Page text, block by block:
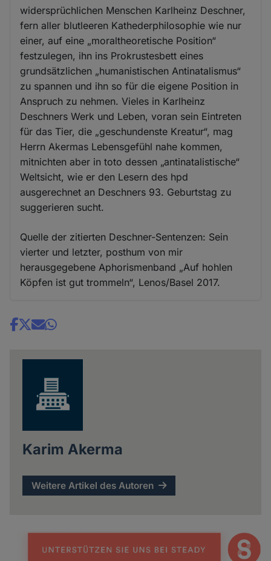
widersprüchlichen Menschen Karlheinz Deschner,
fern aller blutleeren Kathederphilosophie wie nur
einer, auf eine „moraltheoretische Position“
festzulegen, ihn ins Prokrustesbett eines
grundsätzlichen „humanistischen Antinatalismus“
zu spannen und ihn so für die eigene Position in
Anspruch zu nehmen. Vieles in Karlheinz
Deschners Werk und Leben, voran sein Eintreten
für das Tier, die „geschundenste Kreatur“, mag
Herrn Akermas Lebensgefühl nahe kommen,
mitnichten aber in toto dessen „antinatalistische“
Weltsicht, wie er den Lesern des hpd
ausgerechnet an Deschners 93. Geburtstag zu
suggerieren sucht.
Quelle der zitierten Deschner-Sentenzen: Sein
vierter und letzter, posthum von mir
herausgegebene Aphorismenband „Auf hohlen
Köpfen ist gut trommeln“, Lenos/Basel 2017.
Share
Karim Akerma
Weitere Artikel des Autoren